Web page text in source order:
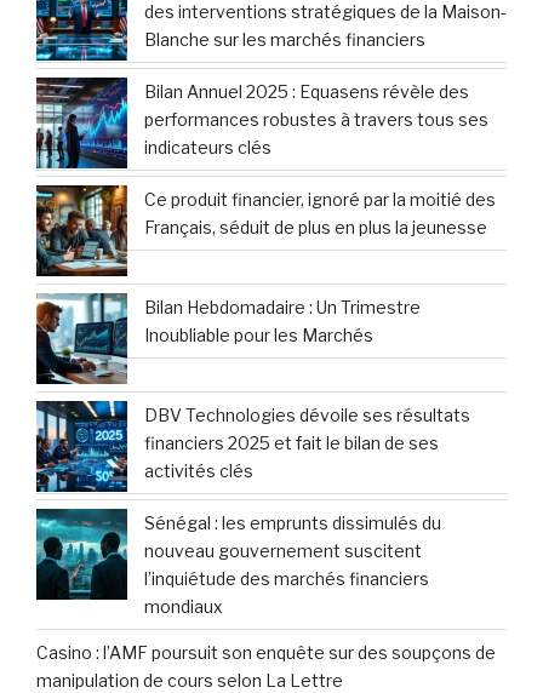
des interventions stratégiques de la Maison-
Blanche sur les marchés financiers
Bilan Annuel 2025 : Equasens révèle des
performances robustes à travers tous ses
indicateurs clés
Ce produit financier, ignoré par la moitié des
Français, séduit de plus en plus la jeunesse
Bilan Hebdomadaire : Un Trimestre
Inoubliable pour les Marchés
DBV Technologies dévoile ses résultats
financiers 2025 et fait le bilan de ses
activités clés
Sénégal : les emprunts dissimulés du
nouveau gouvernement suscitent
l’inquiétude des marchés financiers
mondiaux
Casino : l’AMF poursuit son enquête sur des soupçons de
manipulation de cours selon La Lettre